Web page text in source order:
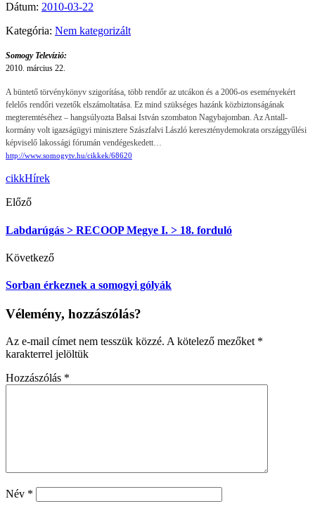
Dátum: 2010-03-22
Kategória: Nem kategorizált
Somogy Televízió:
2010. március 22.
A büntető törvénykönyv szigorítása, több rendőr az utcákon és a 2006-os eseményekért
felelős rendőri vezetők elszámoltatása. Ez mind szükséges hazánk közbiztonságának
megteremtéséhez – hangsúlyozta Balsai István szombaton Nagybajomban. Az Antall-
kormány volt igazságügyi minisztere Szászfalvi László kereszténydemokrata országgyűlési
képviselő lakossági fórumán vendégeskedett…
http://www.somogytv.hu/cikkek/68620
cikkHírek
Előző
Labdarúgás > RECOOP Megye I. > 18. forduló
Következő
Sorban érkeznek a somogyi gólyák
Vélemény, hozzászólás?
Az e-mail címet nem tesszük közzé. A kötelező mezőket *
karakterrel jelöltük
Hozzászólás *
Név *